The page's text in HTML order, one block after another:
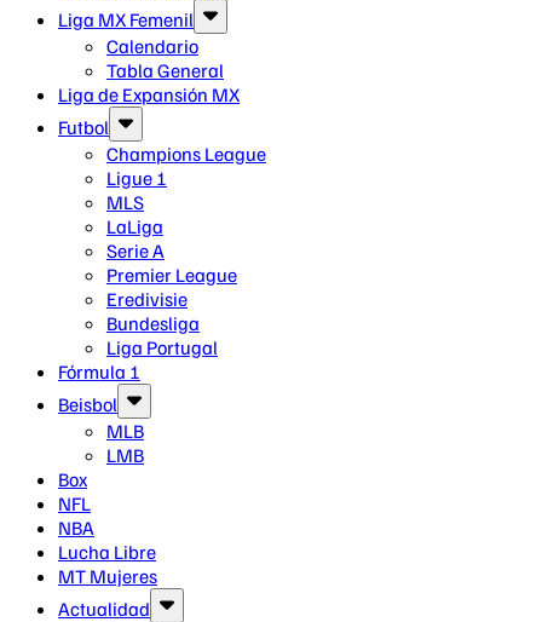
Liga MX Femenil
Calendario
Tabla General
Liga de Expansión MX
Futbol
Champions League
Ligue 1
MLS
LaLiga
Serie A
Premier League
Eredivisie
Bundesliga
Liga Portugal
Fórmula 1
Beisbol
MLB
LMB
Box
NFL
NBA
Lucha Libre
MT Mujeres
Actualidad